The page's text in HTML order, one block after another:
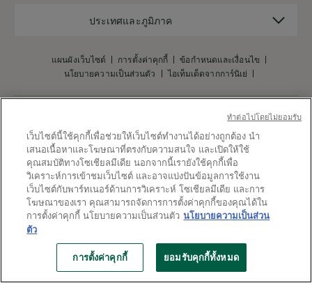
แผนผังเว็บไซต์ การตั้งค่าคุกกี้
ข้อกำหนดและเงื่อนไข
นโยบายความเป็นส่วนตัว
ไอเท็มเด็ดจากการ์นิเย่
ประเทศและภูมิภาค
เว็บไซต์นี้ใช้คุกกี้เพื่อช่วยให้เว็บไซต์ทำงานได้อย่างถูกต้อง นำ
เสนอเนื้อหาและโฆษณาที่ตรงกับความสนใจ และเปิดให้ใช้
คุณสมบัติทางโซเชียลมีเดีย นอกจากนี้เรายังใช้คุกกี้เพื่อ
วิเคราะห์การเข้าชมเว็บไซต์ และอาจแบ่งปันข้อมูลการใช้งาน
เว็บไซต์กับพาร์ทเนอร์ด้านการวิเคราะห์ โซเชียลมีเดีย และการ
โฆษณาของเรา คุณสามารถจัดการการตั้งค่าคุกกี้ของคุณได้ใน
การตั้งค่าคุกกี้ นโยบายความเป็นส่วนตัว นโยบายความเป็นส่วน
ตัว
การตั้งค่าคุกกี้ ยอมรับคุกกี้ทั้งหมด
ทําต่อไปโดยไม่ยอมรับ